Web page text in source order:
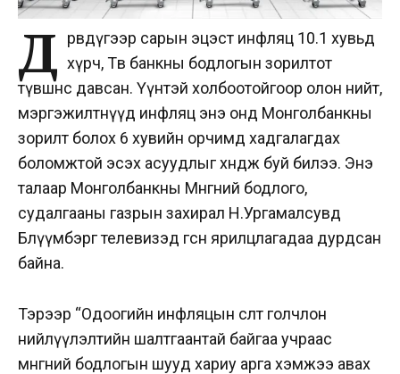
Д өрөвдүгээр сарын эцэст инфляц 10.1 хувьд
хүрч, Төв банкны бодлогын зорилтот
түвшнөөс давсан. Үүнтэй холбоотойгоор олон нийт,
мэргэжилтнүүд инфляц энэ онд Монголбанкны
зорилт болох 6 хувийн орчимд хадгалагдах
боломжтой эсэх асуудлыг хөндөж буй билээ. Энэ
талаар Монголбанкны Мөнгөний бодлого,
судалгааны газрын захирал Н.Ургамалсувд
Блүүмбэрг телевизэд өгсөн ярилцлагадаа дурдсан
байна.
Тэрээр “Одоогийн инфляцын өсөлт голчлон
нийлүүлэлтийн шалтгаантай байгаа учраас
мөнгөний бодлогын шууд хариу арга хэмжээ авах